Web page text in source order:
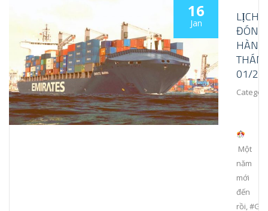
16
Jan
LỊCH
ĐÓNG
HÀNG
01/
Một
năm
mới
đến
rồi,